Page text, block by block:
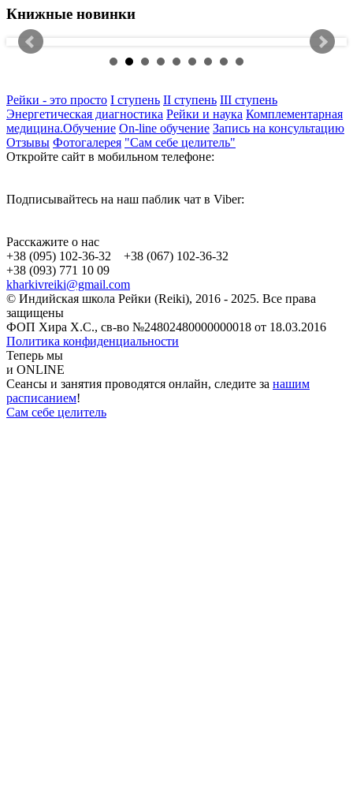
Книжные новинки
Рейки - это просто I ступень II ступень III ступень
Энергетическая диагностика Рейки и наука Комплементарная
медицина.Обучение On-line обучение Запись на консультацию
Отзывы Фотогалерея "Сам себе целитель"
Откройте сайт в мобильном телефоне:
Подписывайтесь на наш паблик чат в Viber:
Расскажите о нас
+38 (095) 102-36-32 +38 (067) 102-36-32
+38 (093) 771 10 09
kharkivreiki@gmail.com
© Индийская школа Рейки (Reiki), 2016 - 2025. Все права
защищены
ФОП Хира Х.С., св-во №24802480000000018 от 18.03.2016
Политика конфиденциальности
Теперь мы
и ONLINE
Сеансы и занятия проводятся онлайн, следите за нашим
расписанием!
Сам себе целитель